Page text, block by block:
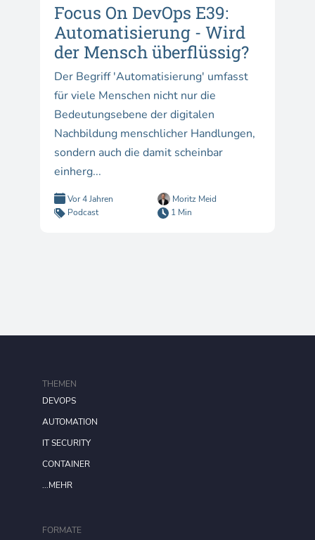
Focus On DevOps E39:
Automatisierung - Wird
der Mensch überflüssig?
Der Begriff 'Automatisierung' umfasst
für viele Menschen nicht nur die
Bedeutungsebene der digitalen
Nachbildung menschlicher Handlungen,
sondern auch die damit scheinbar
einherg...
Vor 4 Jahren
Moritz Meid
Podcast
1 Min
FORMATE
THEMEN
DEVOPS
AUTOMATION
IT SECURITY
CONTAINER
...MEHR